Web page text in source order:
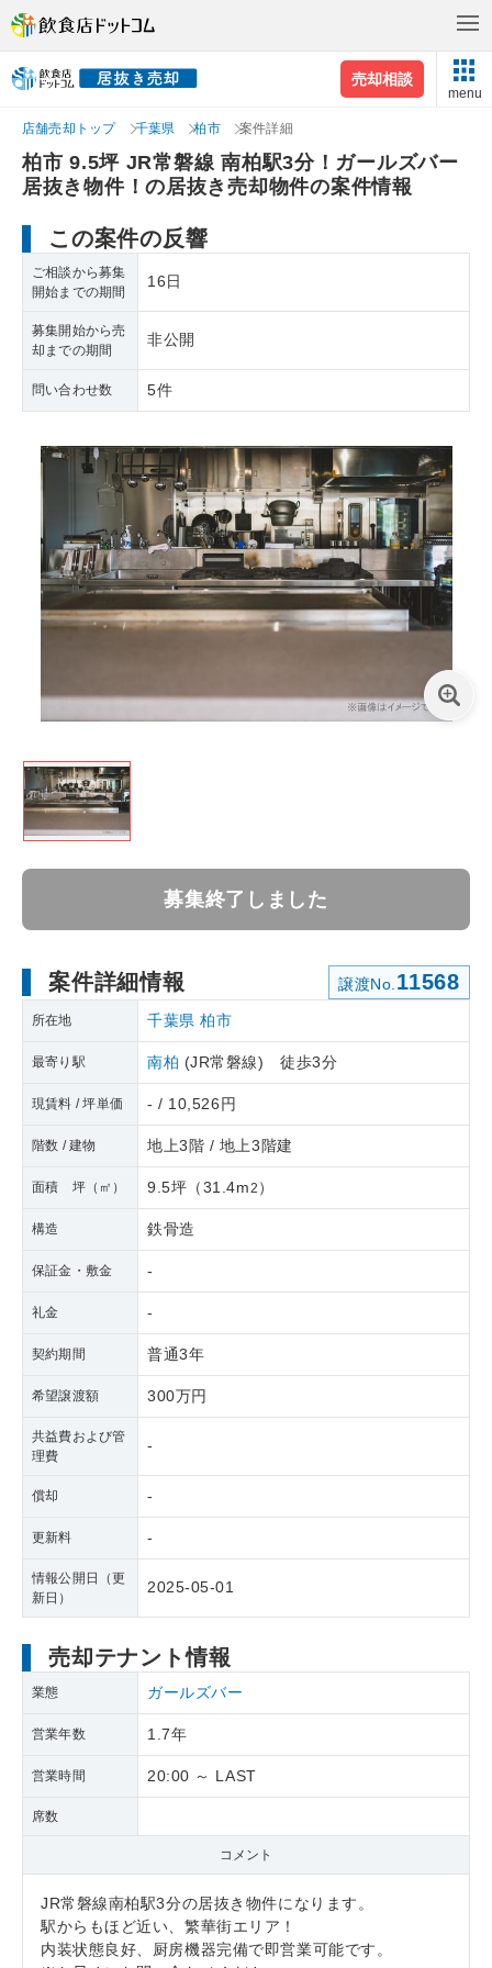
売却相談
menu
店舗売却トップ 千葉県 柏市 案件詳細
柏市 9.5坪 JR常磐線 南柏駅3分！ガールズバー
居抜き物件！の居抜き売却物件の案件情報
この案件の反響
ご相談から募集
開始までの期間
16日
募集開始から売
却までの期間
非公開
問い合わせ数 5件
募集終了しました
案件詳細情報 譲渡No. 11568
所在地 千葉県 柏市
最寄り駅 南柏 (JR常磐線) 徒歩3分
現賃料 / 坪単価 - / 10,526円
階数 / 建物 地上3階 / 地上3階建
面積 坪（㎡） 9.5坪 （31.4m2 ）
構造 鉄骨造
保証金・敷金 -
礼金 -
契約期間 普通3年
希望譲渡額 300万円
共益費および管
理費
-
償却 -
更新料 -
情報公開日（更
新日）
2025-05-01
売却テナント情報
業態 ガールズバー
営業年数 1.7年
営業時間 20:00 ～ LAST
席数
コメント
JR常磐線南柏駅3分の居抜き物件になります。
駅からもほど近い、繁華街エリア！
内装状態良好、厨房機器完備で即営業可能です。